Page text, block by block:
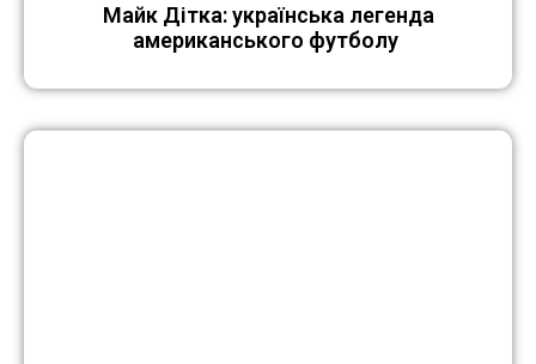
Майк Дітка: українська легенда
американського футболу